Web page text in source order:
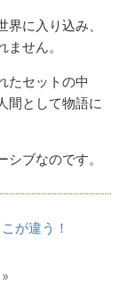
に入り込み、
せん。
たセットの中
間として物語に
ブなのです。
が違う！
»